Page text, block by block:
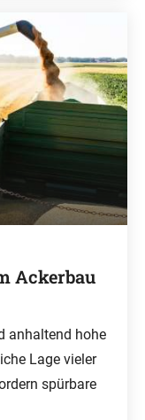
Ackerbau
anhaltend hohe
Lage vieler
spürbare